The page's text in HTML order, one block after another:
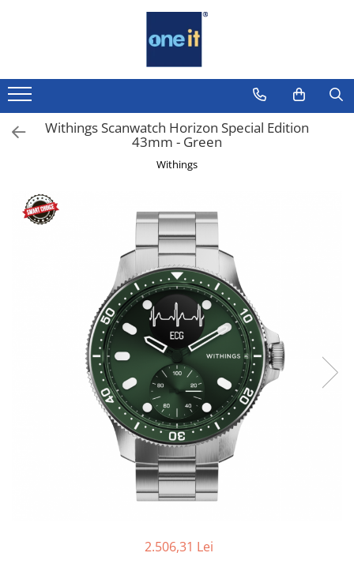
Laptop, Tablete & Telefoane
Laptop / Notebook
Notebook Consumer
Componente Laptop
Tablete & accesorii
Telefoane & accesorii
Ochelari Smart
Smartphone IPhone
Sisteme PC & Periferice
Sisteme Desktop & Monitoare
Microfoane & Casti Gaming
Withings Scanwatch Horizon Special Edition
43mm - Green
Withings
2.506,31 Lei